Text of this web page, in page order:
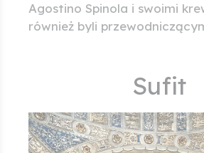
Agostino Spinola i swoimi
również byli
Sufit